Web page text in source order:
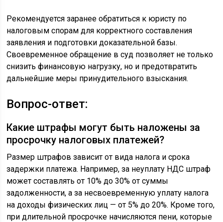
Рекомендуется заранее обратиться к юристу по
налоговым спорам для корректного составления
заявления и подготовки доказательной базы.
Своевременное обращение в суд позволяет не только
снизить финансовую нагрузку, но и предотвратить
дальнейшие меры принудительного взыскания.
Вопрос-ответ:
Какие штрафы могут быть наложены за
просрочку налоговых платежей?
Размер штрафов зависит от вида налога и срока
задержки платежа. Например, за неуплату НДС штраф
может составлять от 10% до 30% от суммы
задолженности, а за несвоевременную уплату налога
на доходы физических лиц — от 5% до 20%. Кроме того,
при длительной просрочке начисляются пени, которые